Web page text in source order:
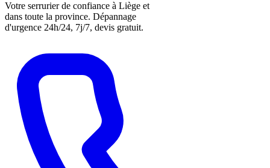
Votre serrurier de confiance à Liège et
dans toute la province. Dépannage
d'urgence 24h/24, 7j/7, devis gratuit.